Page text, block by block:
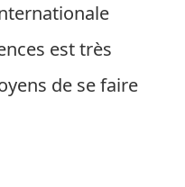
est très
de se faire